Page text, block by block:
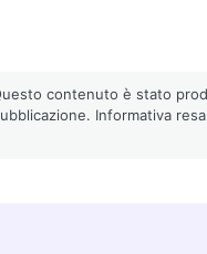
contenuto è stato
Informativa